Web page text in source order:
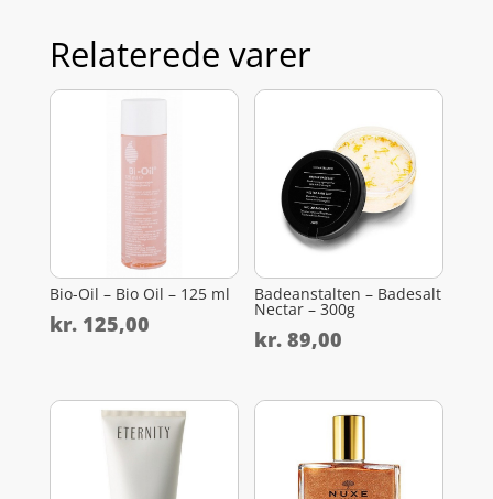
Relaterede varer
Bio-Oil – Bio Oil – 125 ml
kr.125,00
Badeanstalten – Badesalt
Nectar – 300g
kr. 89,00